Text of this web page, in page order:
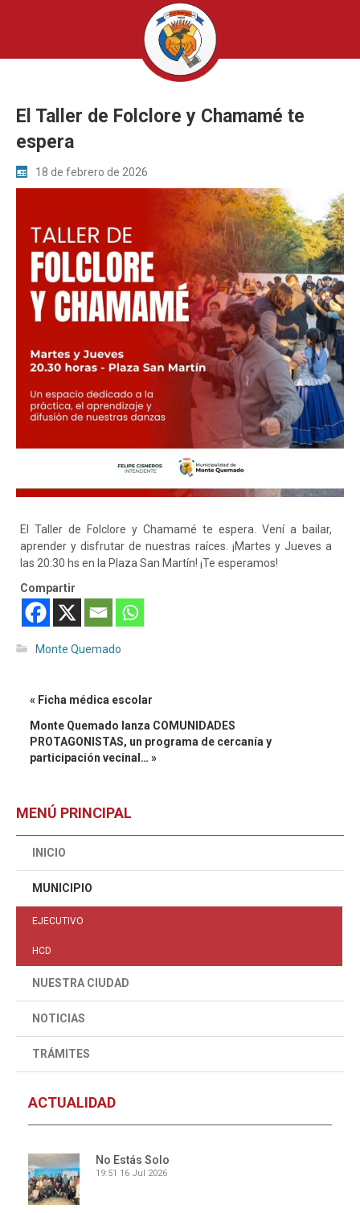
El Taller de Folclore y Chamamé te
espera
18 de febrero de 2026
El Taller de Folclore y Chamamé te espera. Vení a bailar,
aprender y disfrutar de nuestras raíces. ¡Martes y Jueves a
las 20:30 hs en la Plaza San Martín! ¡Te esperamos!
Compartir
Monte Quemado
« Ficha médica escolar
Monte Quemado lanza COMUNIDADES
PROTAGONISTAS, un programa de cercanía y
participación vecinal… »
MENÚ PRINCIPAL
INICIO
MUNICIPIO
EJECUTIVO
HCD
NUESTRA CIUDAD
NOTICIAS
TRÁMITES
ACTUALIDAD
No Estás Solo
19:51 16 Jul 2026